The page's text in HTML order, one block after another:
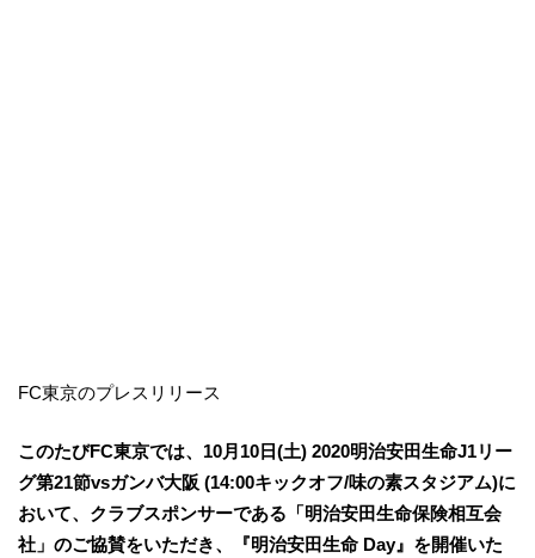
FC東京のプレスリリース
​このたびFC東京では、10月10日(土) 2020明治安田生命J1リー
グ第21節vsガンバ大阪 (14:00キックオフ/味の素スタジアム)に
おいて、クラブスポンサーである「明治安田生命保険相互会
社」のご協賛をいただき、『明治安田生命 Day』を開催いた